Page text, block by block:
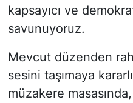
kapsayıcı ve
savunuyoruz.
Mevcut düzenden
sesini taşımaya
müzakere